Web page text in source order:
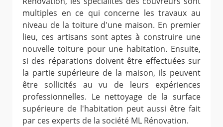
multiples en ce qui concerne les travaux au
niveau de la toiture d'une maison. En premier
lieu, ces artisans sont aptes à construire une
nouvelle toiture pour une habitation. Ensuite,
si des réparations doivent être effectuées sur
la partie supérieure de la maison, ils peuvent
être sollicités au vu de leurs expériences
professionnelles. Le nettoyage de la surface
supérieure de l'habitation peut aussi être fait
par ces experts de la société ML Rénovation.